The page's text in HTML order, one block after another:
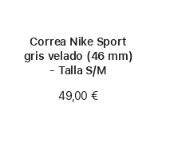
Correa Nike Sport
gris velado (46 mm)
- Talla S/M
49,00 €